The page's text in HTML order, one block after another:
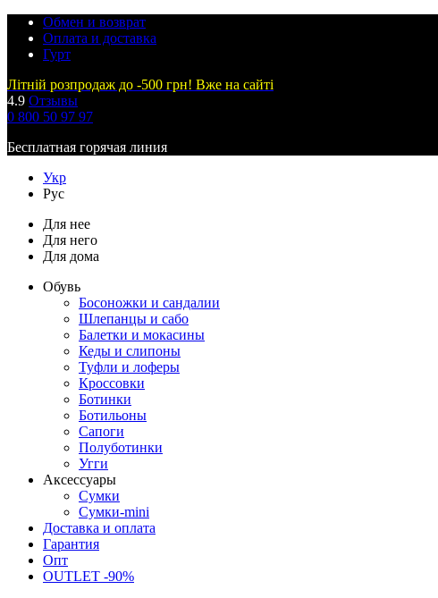
Обмен и возврат
Оплата и доставка
Гурт
Літній розпродаж до -500 грн! Вже на сайті
4.9 Отзывы
0 800 50 97 97
Бесплатная горячая линия
Укр
Рус
Для нее
Для него
Для дома
Обувь
Босоножки и сандалии
Шлепанцы и сабо
Балетки и мокасины
Кеды и слипоны
Туфли и лоферы
Кроссовки
Ботинки
Ботильоны
Сапоги
Полуботинки
Угги
Аксессуары
Сумки
Сумки-mini
Доставка и оплата
Гарантия
Опт
OUTLET -90%